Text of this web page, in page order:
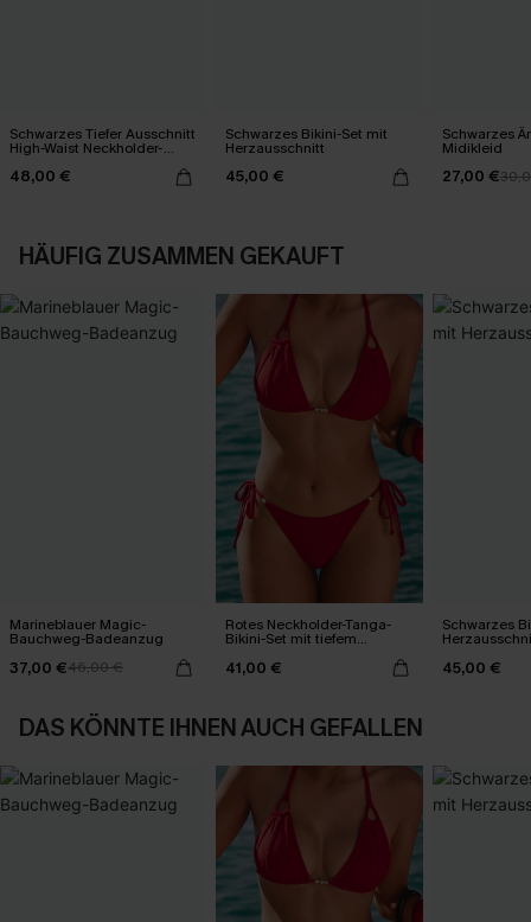
Schwarzes Tiefer Ausschnitt
High-Waist Neckholder-
Bikini-Set
48,00 €
Schwarzes Bikini-Set mit
Herzausschnitt
45,00 €
Schwarzes
Midikleid
27,00 €
HÄUFIG ZUSAMMEN GEKAUFT
Marineblauer Magic-
Bauchweg-Badeanzug
37,00 €46,00 €
Rotes Neckholder-Tanga-
Bikini-Set mit tiefem
41,00 €
Schwarzes
45,00 €
DAS KÖNNTE IHNEN AUCH GEFALLEN